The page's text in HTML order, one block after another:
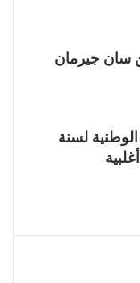
سان جيرمان
لسنة